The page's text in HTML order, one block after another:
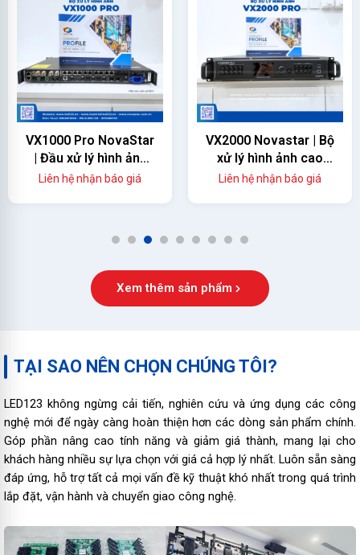
VX1000 Pro NovaStar
| Đầu xử lý hình ảnh
màn hình led
Liên hệ nhận báo giá
VX2000 Novastar | Bộ
xử lý hình ảnh cao
cấp
Liên hệ nhận báo giá
1 2 3 4 5 6 7 8 9
Xem thêm sản phẩm
TẠI SAO NÊN CHỌN CHÚNG TÔI?
LED123 không ngừng cải tiến, nghiên cứu và ứng dụng các công
nghệ mới để ngày càng hoàn thiện hơn các dòng sản phẩm chính.
Góp phần nâng cao tính năng và giảm giá thành, mang lại cho
khách hàng nhiều sự lựa chọn với giá cả hợp lý nhất. Luôn sẵn sàng
đáp ứng, hỗ trợ tất cả mọi vấn đề kỹ thuật khó nhất trong quá trình
lắp đặt, vận hành và chuyển giao công nghệ.